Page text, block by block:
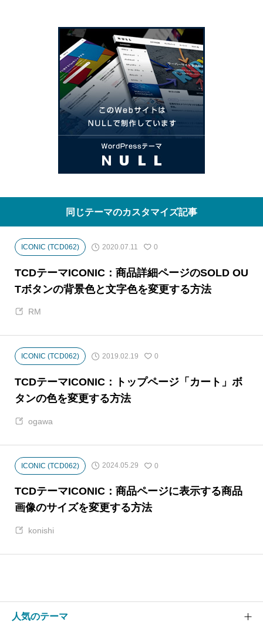
同じテーマのカスタマイズ記事
ICONIC (TCD062) 2020.07.11 0
TCDテーマICONIC：商品詳細ページのSOLD OU
Tボタンの背景色と文字色を変更する方法
RM
ICONIC (TCD062) 2019.02.19 0
TCDテーマICONIC：トップページ「カート」ボ
タンの色を変更する方法
ogawa
ICONIC (TCD062) 2024.05.29 0
TCDテーマICONIC：商品ページに表示する商品
画像のサイズを変更する方法
konishi
人気のテーマ